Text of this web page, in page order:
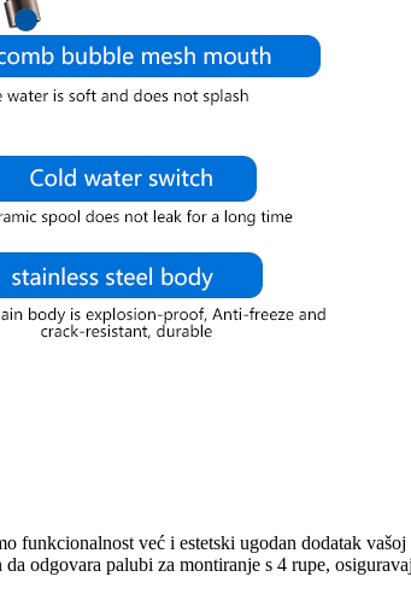
funkcionalnost već i estetski ugodan dodatak
odgovara palubi za montiranje s 4 rupe,